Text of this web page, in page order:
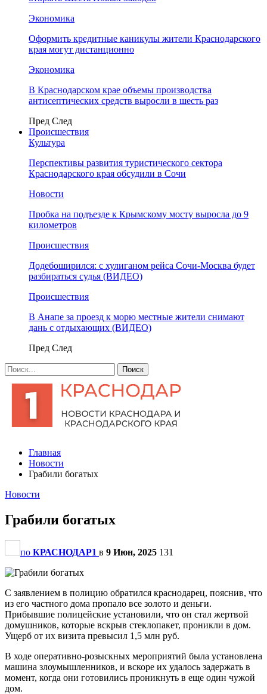
Экономика
Оформить кредитные каникулы жители Краснодарского
края могут дистанционно
Экономика
В Краснодарском крае объемы производства
антисептических средств выросли в шесть раз
Пред След
Происшествия
Культура
Перспективы развития туристического сектора
Краснодарского края обсудили в Сочи
Новости
Пробка на подъезде к Крымскому мосту выросла до 9
километров
Происшествия
Додебоширился: с хулиганом рейса Сочи-Москва будет
разбираться судья (ВИДЕО)
Происшествия
В Анапе за проезд к морю местные жители снимают
дань с отдыхающих (ВИДЕО)
Пред След
Главная
Новости
Грабили богатых
Новости
Грабили богатых
по КРАСНОДАР1 в 9 Июн, 2025 131
С заявлением в полицию обратился краснодарец, пояснив, что
из его частного дома пропало все золото и деньги.
Прибывшие полицейские установили, что он стал жертвой
домушников, которые вскрыв стеклопакет, проникли в дом.
Ущерб от их визита превысил 1,5 млн руб.
В ходе оперативно-розыскных мероприятий была установлена
машина злоумышленников, и вскоре их удалось задержать в
момент, когда они готовились проникнуть в еще один чужой
дом.